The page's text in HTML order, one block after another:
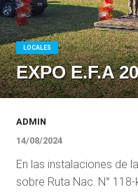
LOCALES
EXPO E.F.A
ADMIN
14/08/2024
En las instalaciones de
sobre Ruta Nac. N°